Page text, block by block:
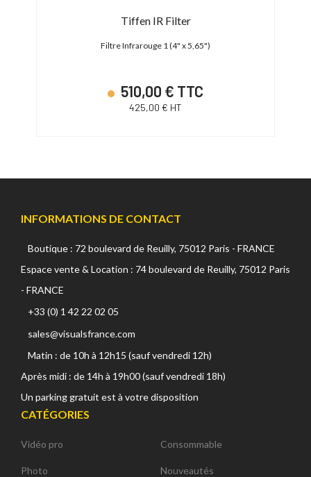
Tiffen IR Filter
Filtre Infrarouge 1 (4" x 5,65")
510,00 € TTC
425,00 € HT
INFORMATIONS DE CONTACT
Boutique : 72 boulevard de Reuilly, 75012 Paris - FRANCE
Espace vente & Location : 74 boulevard de Reuilly, 75012 Paris
- FRANCE
+33 (0) 1 42 22 02 05
sales@visualsfrance.com
Matin : de 10h à 12h15 (sauf vendredi 12h)
Après midi : de 14h à 19h00 (sauf vendredi 18h)
Un parking gratuit est à votre disposition
CATÉGORIES
Vidéo pro
Photo
Consommable
Nouveautés